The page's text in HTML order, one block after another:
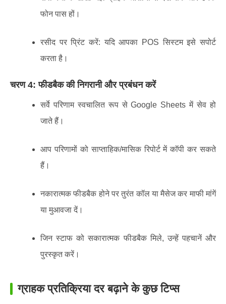
फोन पास हों।
रसीद पर प्रिंट करें: यदि आपका POS सिस्टम इसे सपोर्ट
करता है।
चरण 4: फीडबैक की निगरानी और प्रबंधन करें
सर्वे परिणाम स्वचालित रूप से Google Sheets में सेव हो
जाते हैं।
आप परिणामों को साप्ताहिक/मासिक रिपोर्ट में कॉपी कर सकते
हैं।
नकारात्मक फीडबैक होने पर तुरंत कॉल या मैसेज कर माफी मांगें
या मुआवजा दें।
जिन स्टाफ को सकारात्मक फीडबैक मिले, उन्हें पहचानें और
पुरस्कृत करें।
ग्राहक प्रतिक्रिया दर बढ़ाने के कुछ टिप्स